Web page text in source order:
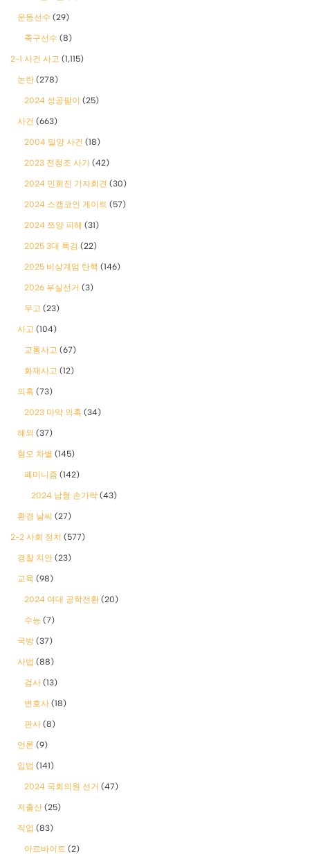
운동선수 (29)
축구선수 (8)
2-1 사건 사고 (1,115)
논란 (278)
2024 성공팔이 (25)
사건 (663)
2004 밀양 사건 (18)
2023 전청조 사기 (42)
2024 민희진 기자회견 (30)
2024 스캠코인 게이트 (57)
2024 쯔양 피해 (31)
2025 3대 특검 (22)
2025 비상계엄 탄핵 (146)
2026 부실선거 (3)
무고 (23)
사고 (104)
교통사고 (67)
화재사고 (12)
의혹 (73)
2023 마약 의혹 (34)
해외 (37)
혐오 차별 (145)
폐미니즘 (142)
2024 남혐 손가락 (43)
환경 날씨 (27)
2-2 사회 정치 (577)
경찰 치안 (23)
교육 (98)
2024 여대 공학전환 (20)
수능 (7)
국방 (37)
사법 (88)
검사 (13)
변호사 (18)
판사 (8)
언론 (9)
입법 (141)
2024 국회의원 선거 (47)
저출산 (25)
직업 (83)
아르바이트 (2)